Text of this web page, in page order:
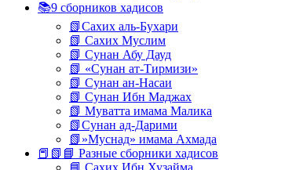
📚9 сборников хадисов
📗Сахих аль-Бухари
📗 Сахих Муслим
📗 Сунан Абу Дауд
📗 «Сунан ат-Тирмизи»
📗 Сунан ан-Насаи
📗 Сунан Ибн Маджах
📗 Муватта имама Малика
📗Сунан ад-Дарими
📗»Муснад» имама Ахмада
📕📗📘 Разные сборники хадисов
📘 Сахих Ибн Хузайма